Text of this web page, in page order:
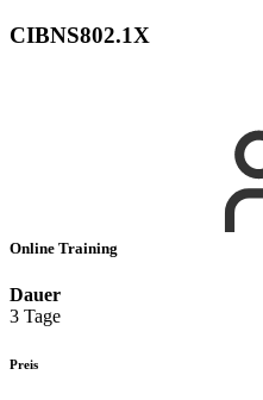
CIBNS802.1X
Online Training
Dauer
3 Tage
Preis